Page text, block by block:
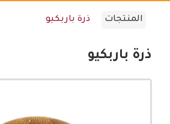
المنتجات ذرة باربكيو
ذرة باربكيو